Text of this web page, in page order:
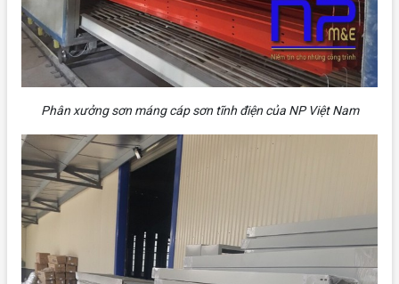
Phân xưởng sơn máng cáp sơn tĩnh điện của NP Việt Nam